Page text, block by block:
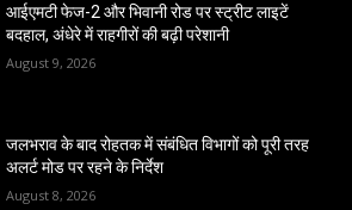
आईएमटी फेज-2 और भिवानी रोड पर स्ट्रीट लाइटें
बदहाल, अंधेरे में राहगीरों की बढ़ी परेशानी
August 9, 2026
जलभराव के बाद रोहतक में संबंधित विभागों को पूरी तरह
अलर्ट मोड पर रहने के निर्देश
August 8, 2026